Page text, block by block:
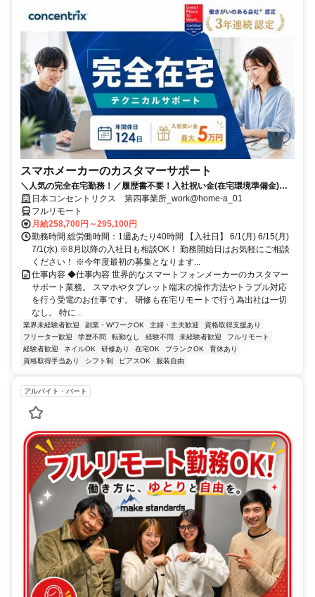
スマホメーカーのカスタマーサポート
＼人気の完全在宅勤務！／履歴書不要！入社祝い金(在宅環境準備金)最
大5万円支給！入社手続きから研修・業務とすべてフルリモートなので
お住まいに関係なく働くことが出来る環境です！
日本コンセントリクス 第四事業所_work@home-a_01
フルリモート
月給258,700円～295,100円
勤務時間 総労働時間：1週あたり40時間 【入社日】 6/1(月) 6/15(月)
7/1(水) ※8月以降の入社日も相談OK！ 勤務開始日はお気軽にご相談
ください！ ※今年度最初の募集となります...
仕事内容 ◆仕事内容 世界的なスマートフォンメーカーのカスタマー
サポート業務。 スマホやタブレット端末の操作方法やトラブル対応
を行う受電のお仕事です。 研修も在宅リモートで行う為出社は一切
なし。 特に...
業界未経験者歓迎 副業・WワークOK 主婦・主夫歓迎
資格取得支援あり
フリーター歓迎
学歴不問 転勤なし 経験不問 未経験者歓迎
フルリモート
経験者歓迎
ネイルOK 研修あり 在宅OK ブランクOK
育休あり
資格取得手当あり
シフト制 ピアスOK 服装自由
アルバイト・パート